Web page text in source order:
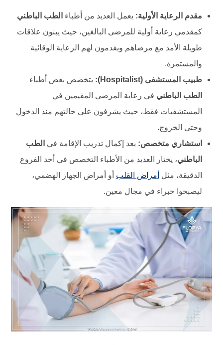
مقدم الرعاية الأولية: يعمل العديد من أطباء الطب الباطني
كمقدمي رعاية أولية للمرضى البالغين، حيث يبنون علاقات
طويلة الأمد مع مرضاهم ويقدمون لهم الرعاية الوقائية
والمستمرة.
طبيب المستشفى (Hospitalist):
يتخصص بعض أطباء
الطب الباطني في رعاية المرضى المقيمين في
المستشفيات فقط، حيث يشرفون على حالتهم منذ الدخول
وحتى الخروج.
استشاري متخصص: بعد إكمال تدريب الإقامة في الطب
الباطني، يختار العديد من الأطباء التخصص في أحد الفروع
الدقيقة، مثل أمراض القلب أو أمراض الجهاز الهضمي،
ليصبحوا خبراء في مجال معين.